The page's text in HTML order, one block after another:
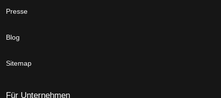
Presse
Blog
Sitemap
Für Unternehmen